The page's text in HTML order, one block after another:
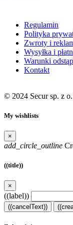
Regulamin
Polityka
Zwroty i
Wysyłka i
Warunki
Kontakt
© 2024 Secur sp. z
My wishlists
×
add_circle_outline
((title))
×
((label))
((cancelText))